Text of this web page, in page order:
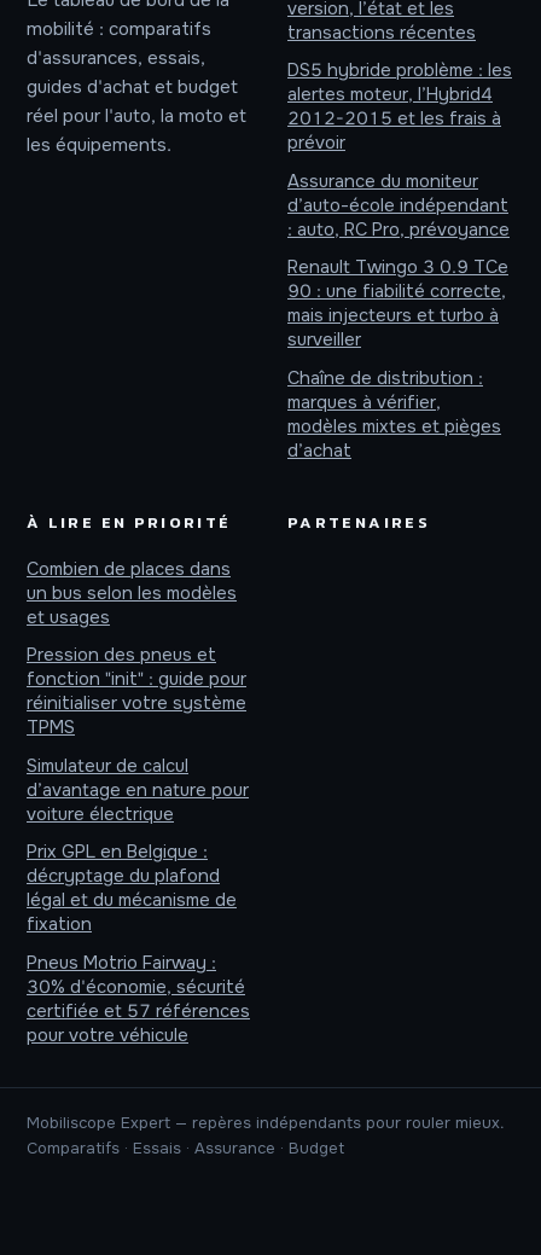
mobilité : comparatifs
d'assurances, essais,
guides d'achat et budget
réel pour l'auto, la moto et
les équipements.
version, l’état et les
transactions récentes
DS5 hybride problème : les
alertes moteur, l’Hybrid4
2012-2015 et les frais à
prévoir
Assurance du moniteur
d’auto-école indépendant
: auto, RC Pro, prévoyance
Renault Twingo 3 0.9 TCe
90 : une fiabilité correcte,
mais injecteurs et turbo à
surveiller
Chaîne de distribution :
marques à vérifier,
modèles mixtes et pièges
d’achat
À LIRE EN PRIORITÉ
Combien de places dans
un bus selon les modèles
et usages
Pression des pneus et
fonction "init" : guide pour
réinitialiser votre système
TPMS
Simulateur de calcul
d’avantage en nature pour
voiture électrique
Prix GPL en Belgique :
décryptage du plafond
légal et du mécanisme de
fixation
Pneus Motrio Fairway :
30% d'économie, sécurité
certifiée et 57 références
pour votre véhicule
PARTENAIRES
Mobiliscope Expert — repères indépendants pour rouler mieux.
Comparatifs · Essais · Assurance · Budget